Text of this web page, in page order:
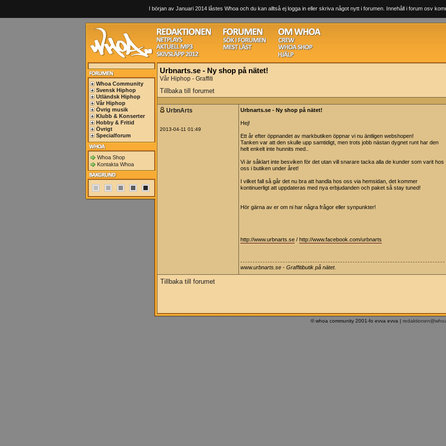
I början av Januari 2014 låstes Whoa och du kan alltså ej logga in eller skriva något nytt i forumen. Innehåll i forum osv
Whoa Community
Svensk Hiphop
Utländsk Hiphop
Vår Hiphop
Övrig musik
Klubb & Konserter
Hobby & Fritid
Övrigt
Specialforum
Whoa Shop
Kontakta Whoa
Urbnarts.se - Ny shop på nätet!
Vår Hiphop - Graffiti
Tillbaka till forumet
UrbnArts
2013-04-11 01:49
Urbnarts.se - Ny shop på nätet!
Hej!
Ett år efter öppnandet av markbutiken öppnar vi nu äntligen webshopen!
Tanken var att den skulle upp samtidigt, men trots jobb nästan dygnet runt har den
helt enkelt inte hunnits med..
Vi är såklart inte besviken för det utan vill snarare tacka alla de kunder som varit hos
oss i butiken under året!
I vilket fall så går det nu bra att handla hos oss via hemsidan, det kommer
kontinuerligt att uppdateras med nya erbjudanden och paket så stay tuned!
Hör gärna av er om ni har några frågor eller synpunkter!
http://www.urbnarts.se / http://www.facebook.com/urbnarts
www.urbnarts.se - Graffitibutik på nätet.
Tillbaka till forumet
© whoa community 2001-fo evva evva |